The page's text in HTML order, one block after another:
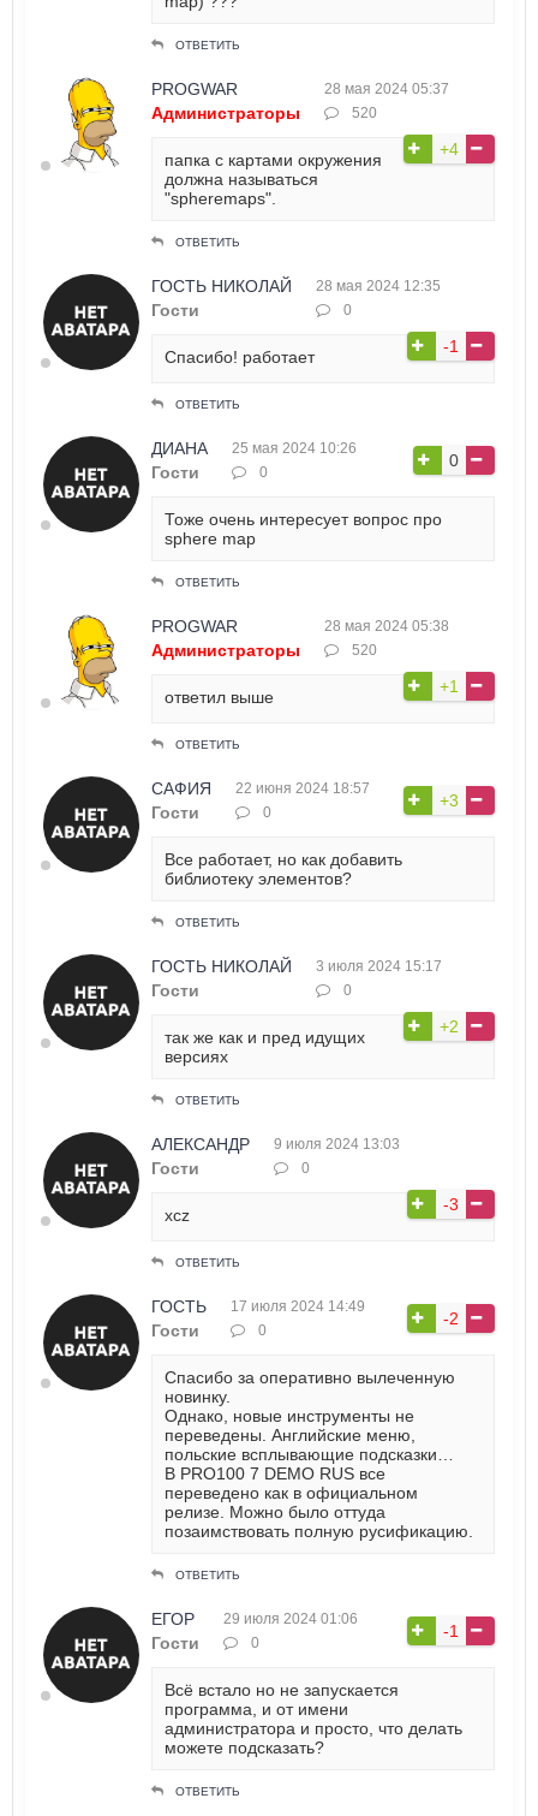
ОТВЕТИТЬ
PROGWAR
Администраторы
28 мая 2024 05:37
520
+4
папка с картами окружения
должна называться
"spheremaps".
ОТВЕТИТЬ
ГОСТЬ НИКОЛАЙ
Гости
28 мая 2024 12:35
0
-1
Спасибо! работает
ОТВЕТИТЬ
ДИАНА
Гости
25 мая 2024 10:26
0
0
Тоже очень интересует вопрос про
sphere map
ОТВЕТИТЬ
PROGWAR
Администраторы
28 мая 2024 05:38
520
+1
ответил выше
ОТВЕТИТЬ
САФИЯ
Гости
22 июня 2024 18:57
0
+3
Все работает, но как добавить
библиотеку элементов?
ОТВЕТИТЬ
ГОСТЬ НИКОЛАЙ
Гости
3 июля 2024 15:17
0
+2
так же как и пред идущих
версиях
ОТВЕТИТЬ
АЛЕКСАНДР
Гости
9 июля 2024 13:03
0
-3
xcz
ОТВЕТИТЬ
ГОСТЬ
Гости
17 июля 2024 14:49
0
-2
Спасибо за оперативно вылеченную
новинку.
Однако, новые инструменты не
переведены. Английские меню,
польские всплывающие подсказки…
В PRO100 7 DEMO RUS все
переведено как в официальном
релизе. Можно было оттуда
позаимствовать полную русификацию.
ОТВЕТИТЬ
ЕГОР
Гости
29 июля 2024 01:06
0
-1
Всё встало но не запускается
программа, и от имени
администратора и просто, что делать
можете подсказать?
ОТВЕТИТЬ